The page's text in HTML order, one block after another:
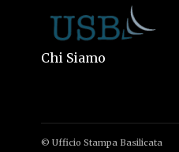
Chi Siamo
© Ufficio Stampa Basilicata